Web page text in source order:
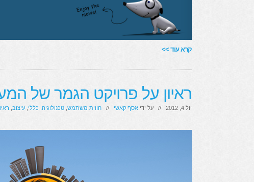
קרא עוד >>
ראיון על פרויקט הגמר של
יול 4, 2012 // על ידי אסף קאשי // חווית משתמש טכנולוגיה כללי עיצוב